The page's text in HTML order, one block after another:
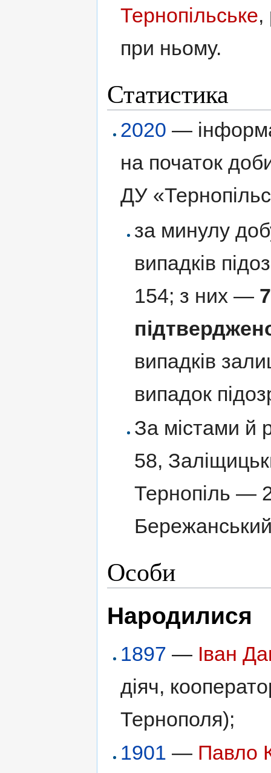
Тернопільське,
при ньому.
Статистика
2020 —
на початок
ДУ
за минулу
випадків
154; з них —
випадків
випадок
За містами й
58,
Тернопіль —
Особи
Народилися
1897 — Іван
діяч,
Тернополя);
1901 — Павло